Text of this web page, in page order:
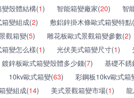
殼體結構(1) 智能箱變廠家(20)
智
變組成(2)
敷鋁鋅掛木條歐式箱變特點(
觀箱變(5) 雕花板歐式景觀箱變參數(2)
箱變怎么樣(1) 光伏美式箱變尺寸(1)
鍍鋅板歐式箱變殼體多少錢(7)
基礎不
10kv歐式箱變(63)
彩鋼板10kv歐式箱
變組成(14) 美式景觀箱變市場(1)